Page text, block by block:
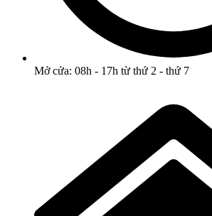
Mở cửa: 08h - 17h từ thứ 2 - thứ 7